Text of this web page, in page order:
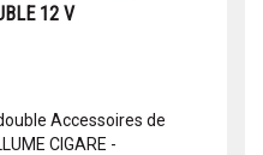
12 V
Accessoires de
CIGARE -